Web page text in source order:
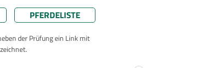
PFERDELISTE
der Prüfung ein Link mit